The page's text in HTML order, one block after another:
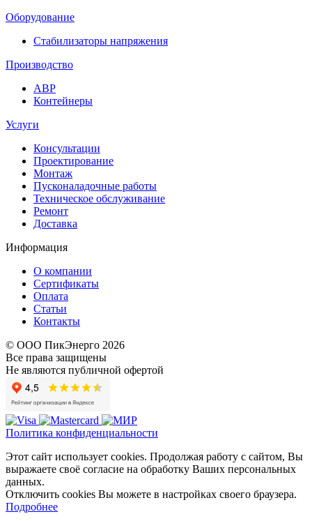
Оборудование
Стабилизаторы напряжения
Производство
АВР
Контейнеры
Услуги
Консультации
Проектирование
Монтаж
Пусконаладочные работы
Техническое обслуживание
Ремонт
Доставка
Информация
О компании
Сертификаты
Оплата
Статьи
Контакты
© ООО ПикЭнерго 2026
Все права защищены
Не являются публичной офертой
Политика конфиденциальности
Этот сайт использует cookies. Продолжая работу с сайтом, Вы
выражаете своё согласие на обработку Ваших персональных
данных.
Отключить cookies Вы можете в настройках своего браузера.
Подробнее